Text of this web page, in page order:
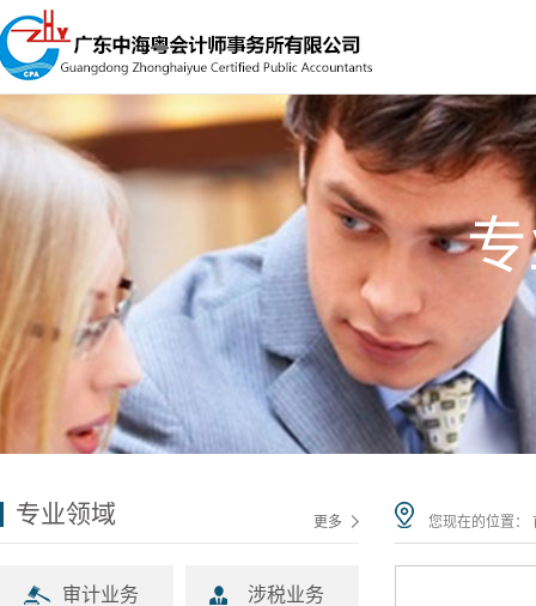
专业领域 更多
审计业务 涉税业务
您现在的位置：